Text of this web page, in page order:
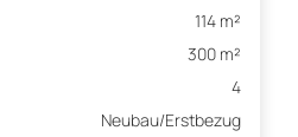
114 m²
300 m²
4
Neubau/Erstbezug